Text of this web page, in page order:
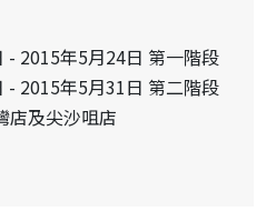
- 2015年5月24日 第一階段
- 2015年5月31日 第二階段
店及尖沙咀店